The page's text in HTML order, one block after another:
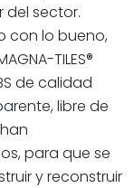
del sector.
con lo bueno,
TILES®
de calidad
libre de
para que se
y reconstruir